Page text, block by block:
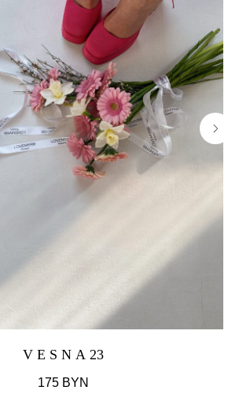
V E S N A 23
175 BYN